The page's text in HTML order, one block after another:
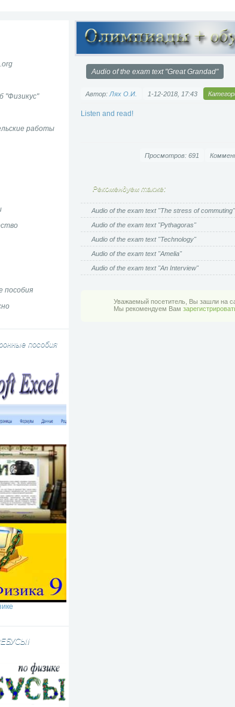
"Физикус"
работы
пособия
пособия
Audio of the exam text "Great Grandad"
Автор: Лях О.И. 1-12-2018, 17:43
Listen and read!
Просмотров: 691
Рекомендуем также:
Audio of the exam text "The stress of commuting"
Audio of the exam text "Pythagoras"
Audio of the exam text "Technology"
Audio of the exam text "Amelia"
Audio of the exam text "An Interview"
Уважаемый посетитель, Вы зашли на
Мы рекомендуем Вам